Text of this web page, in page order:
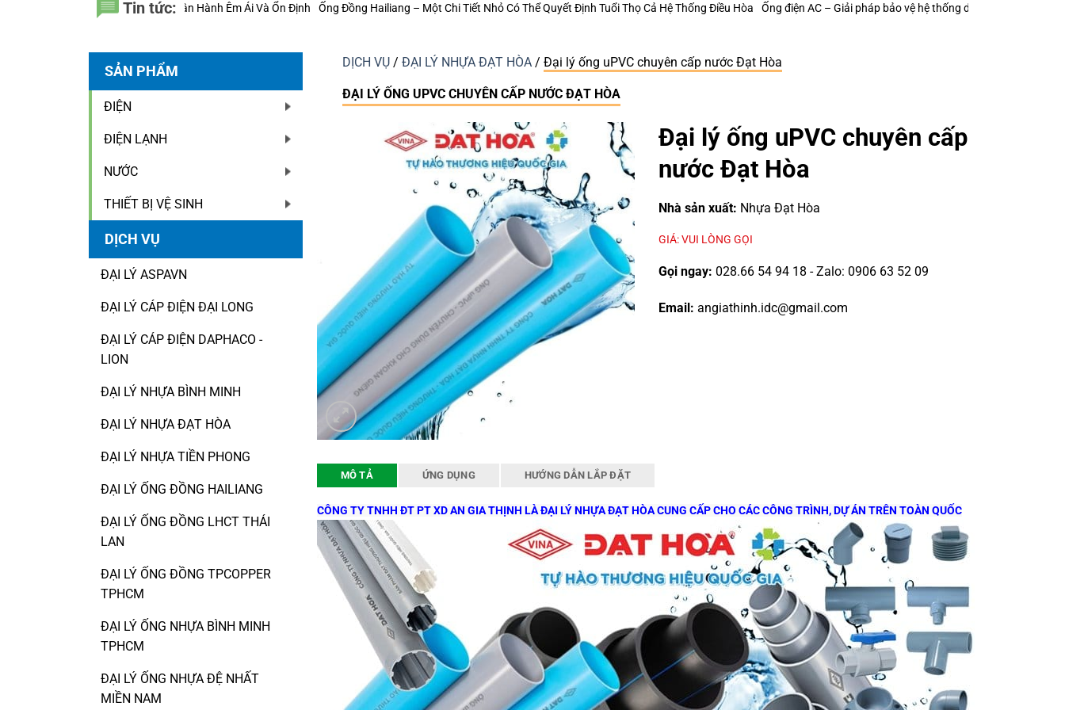
Tin tức:
Hành Êm Ái Và Ổn Định Ống Đồng Hailiang – Một Chi Tiết Nhỏ Có Thể Quyết Định Tuổi Thọ Cả Hệ Thống Điều Hòa Ống điện AC – Giải pháp bảo vệ hệ thống dây điện từ giai đoạn thiết kế công trình
SẢN PHẨM
ĐIỆN
ĐIỆN LẠNH
NƯỚC
THIẾT BỊ VỆ SINH
DỊCH VỤ
ĐẠI LÝ ASPAVN
ĐẠI LÝ CÁP ĐIỆN ĐẠI LONG
ĐẠI LÝ CÁP ĐIỆN DAPHACO -
LION
ĐẠI LÝ NHỰA BÌNH MINH
ĐẠI LÝ NHỰA ĐẠT HÒA
ĐẠI LÝ NHỰA TIỀN PHONG
ĐẠI LÝ ỐNG ĐỒNG HAILIANG
ĐẠI LÝ ỐNG ĐỒNG LHCT THÁI
LAN
ĐẠI LÝ ỐNG ĐỒNG TPCOPPER
TPHCM
ĐẠI LÝ ỐNG NHỰA BÌNH MINH
TPHCM
ĐẠI LÝ ỐNG NHỰA ĐỆ NHẤT
MIỀN NAM
DỊCH VỤ / ĐẠI LÝ NHỰA ĐẠT HÒA / Đại lý ống uPVC chuyên cấp nước Đạt Hòa
ĐẠI LÝ ỐNG UPVC CHUYÊN CẤP NƯỚC ĐẠT HÒA
Đại lý ống uPVC chuyên cấp
nước Đạt Hòa
Nhà sản xuất: Nhựa Đạt Hòa
GIÁ: VUI LÒNG GỌI
Gọi ngay: 028.66 54 94 18 - Zalo: 0906 63 52 09
Email: angiathinh.idc@gmail.com
MÔ TẢ ỨNG DỤNG HƯỚNG DẪN LẮP ĐẶT
CÔNG TY TNHH ĐT PT XD AN GIA THỊNH LÀ ĐẠI LÝ NHỰA ĐẠT HÒA CUNG CẤP CHO CÁC CÔNG TRÌNH, DỰ ÁN TRÊN TOÀN QUỐC